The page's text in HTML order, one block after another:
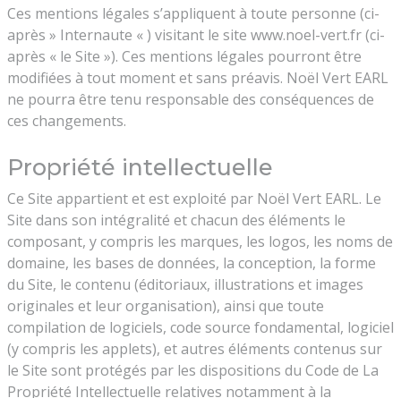
Ces mentions légales s’appliquent à toute personne (ci-
après » Internaute « ) visitant le site www.noel-vert.fr (ci-
après « le Site »). Ces mentions légales pourront être
modifiées à tout moment et sans préavis. Noël Vert EARL
ne pourra être tenu responsable des conséquences de
ces changements.
Propriété intellectuelle
Ce Site appartient et est exploité par Noël Vert EARL. Le
Site dans son intégralité et chacun des éléments le
composant, y compris les marques, les logos, les noms de
domaine, les bases de données, la conception, la forme
du Site, le contenu (éditoriaux, illustrations et images
originales et leur organisation), ainsi que toute
compilation de logiciels, code source fondamental, logiciel
(y compris les applets), et autres éléments contenus sur
le Site sont protégés par les dispositions du Code de La
Propriété Intellectuelle relatives notamment à la